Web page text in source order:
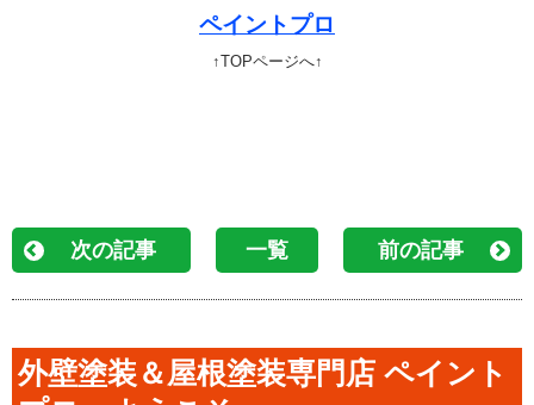
ペイントプロ
↑TOPページへ↑
次の記事 一覧 前の記事
外壁塗装＆屋根塗装専門店 ペイント